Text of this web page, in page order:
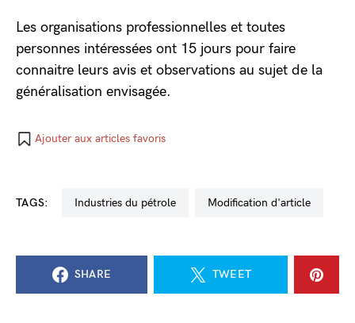
Les organisations professionnelles et toutes
personnes intéressées ont 15 jours pour faire
connaitre leurs avis et observations au sujet de la
généralisation envisagée.
Ajouter aux articles favoris
TAGS: industries du pétrole modification d'article
SHARE TWEET